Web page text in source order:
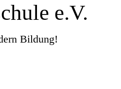
e.V.
Bildung!